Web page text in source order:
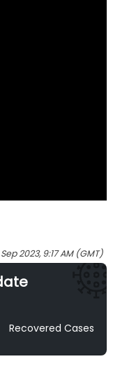
2023, 9:17 AM (GMT)
Recovered Cases